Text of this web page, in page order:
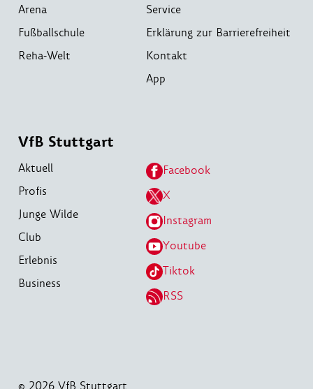
Arena
Fußballschule
Reha-Welt
Service
Erklärung zur Barrierefreiheit
Kontakt
App
VfB Stuttgart
Aktuell
Profis
Junge Wilde
Club
Erlebnis
Business
Facebook
X
Instagram
Youtube
Tiktok
RSS